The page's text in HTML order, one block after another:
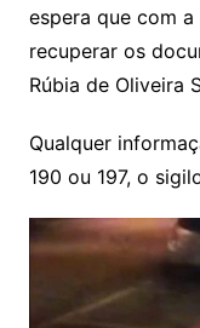
espera que com
recuperar os
Rúbia de Oliveira
Qualquer
190 ou 197, o